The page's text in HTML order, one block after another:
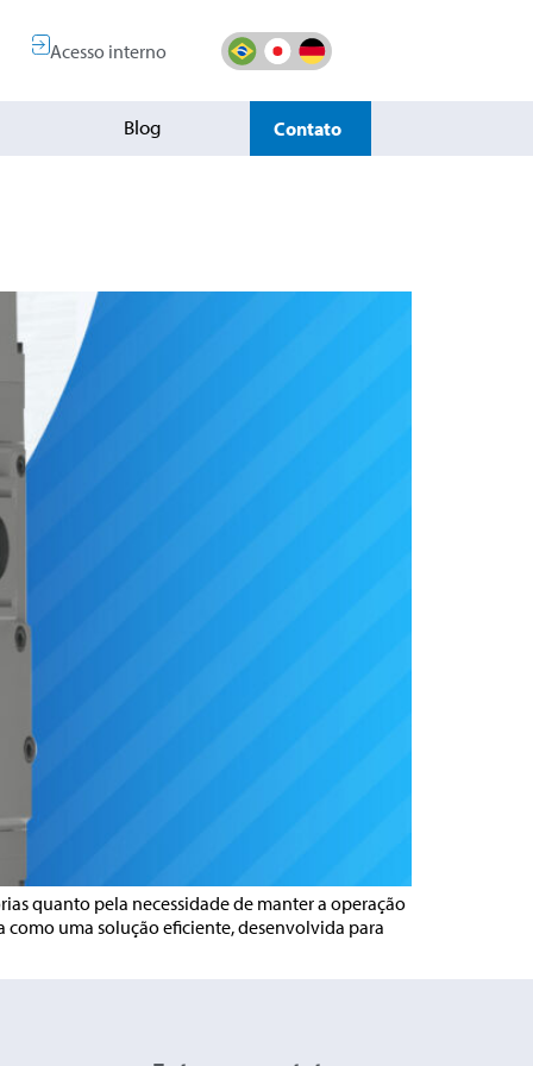
Acesso interno
Blog Contato
quanto pela necessidade de manter a operação
como uma solução eficiente, desenvolvida para